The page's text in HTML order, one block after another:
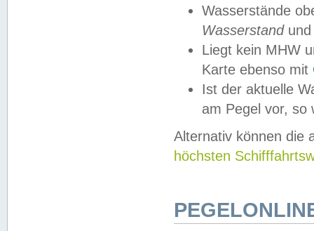
Wasserstände
Wasserstandund
Liegt kein MHW
Karte ebenso mit
Ist der aktuelle
am Pegel vor,
Alternativ können die
höchsten